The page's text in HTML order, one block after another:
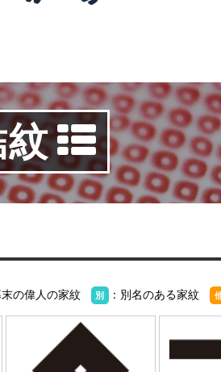
紋
の偉人の家紋 別 ：別名のある家紋